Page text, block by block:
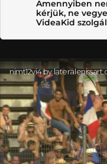
Amennyiben
kérjük, ne
VideaKid